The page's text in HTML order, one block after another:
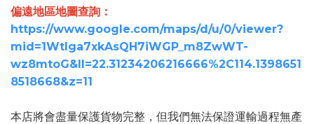
偏遠地區地圖查詢：
https://www.google.com/maps/d/u/0/viewer?
mid=1Wtlga7xkAsQH7iWGP_m8ZwWT-
wz8mtoG&ll=22.31234206216666%2C114.1398651
8518668&z=11
本店將會盡量保護貨物完整，但我們無法保證運輸過程無產